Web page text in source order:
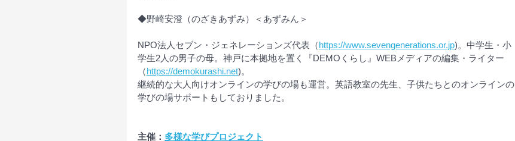
◆野崎安澄（のざきあずみ）＜あずみん＞
NPO法人セブン・ジェネレーションズ代表（https://www.sevengenerations.or.jp)。中学生・小
学生2人の男子の母。神戸に本拠地を置く『DEMOくらし』WEBメディアの編集・ライター
（https://demokurashi.net)。
継続的な大人向けオンラインの学びの場も運営。英語教室の先生、子供たちとのオンラインの
学びの場サポートもしておりました。
主催： 多様な学びプロジェクト